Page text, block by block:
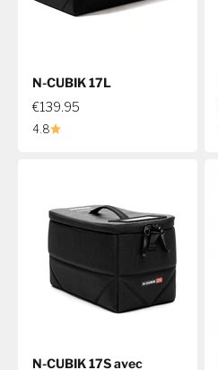
N-CUBIK 17L
€139.95
4.8
N-CUBIK 17S avec